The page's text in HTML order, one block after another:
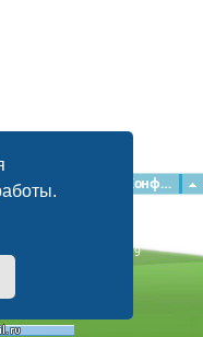
Конфиденциальность
Наша команда
| GZIP: Off |
Queries: 9